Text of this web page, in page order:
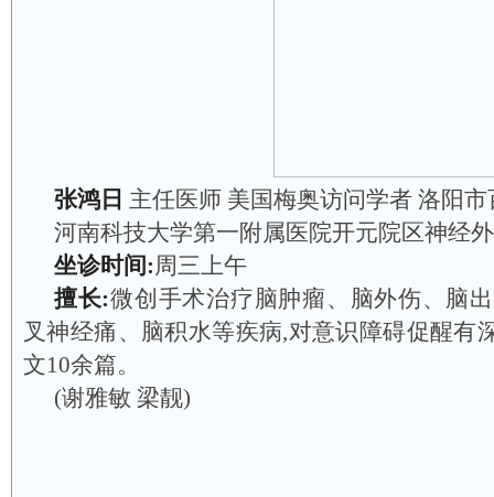
张鸿日 主任医师 美国梅奥访问学者 洛阳
河南科技大学第一附属医院开元院区神经
坐诊时间:周三上午
擅长:微创手术治疗脑肿瘤、脑外伤、脑
叉神经痛、脑积水等疾病,对意识障碍促醒有
文10余篇。
(谢雅敏 梁靓)